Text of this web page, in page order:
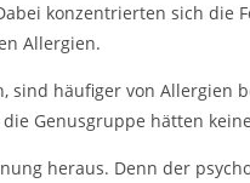
konzentrierten sich die
Allergien.
sind häufiger von Allergien
Genusgruppe hätten
heraus. Denn der